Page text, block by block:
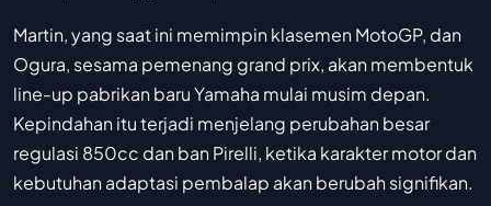
Martin, yang saat ini memimpin klasemen MotoGP, dan
Ogura, sesama pemenang grand prix, akan membentuk
line-up pabrikan baru Yamaha mulai musim depan.
Kepindahan itu terjadi menjelang perubahan besar
regulasi 850cc dan ban Pirelli, ketika karakter motor dan
kebutuhan adaptasi pembalap akan berubah signifikan.